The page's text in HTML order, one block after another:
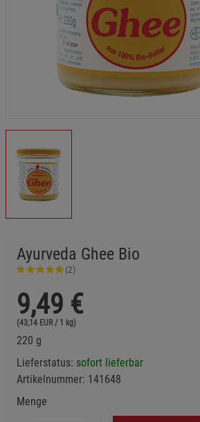
Ayurveda Ghee Bio
(2)
9,49 €
(43,14 EUR / 1 kg)
220 g
Lieferstatus: sofort lieferbar
Artikelnummer: 141648
Menge